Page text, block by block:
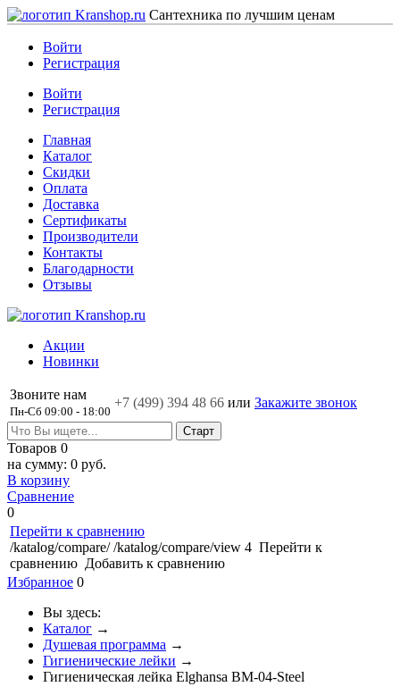
Сантехника по лучшим ценам
Войти
Регистрация
Войти
Регистрация
Главная
Каталог
Скидки
Оплата
Доставка
Сертификаты
Производители
Контакты
Благодарности
Отзывы
Акции
Новинки
Звоните нам
Пн-Сб 09:00 - 18:00
+7 (499) 394 48 66 или Закажите звонок
Товаров 0
на сумму: 0 руб.
В корзину
Сравнение
0
Перейти к сравнению
/katalog/compare/ /katalog/compare/view 4 Перейти к
сравнению Добавить к сравнению
Избранное 0
Вы здесь:
Каталог →
Душевая программа →
Гигиенические лейки →
Гигиеническая лейка Elghansa BM-04-Steel